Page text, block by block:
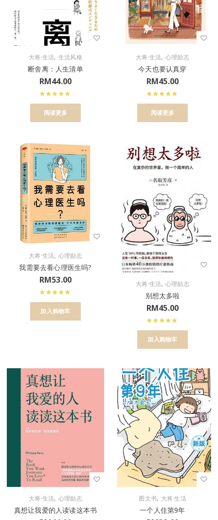
大将·生活, 生活风格
断舍离：人生清单
RM44.00
阅读更多
大将·生活, 心理励志
今天也要认真穿
RM45.00
阅读更多
大将·生活, 心理励志
我需要去看心理医生吗?
RM53.00
加入购物车
大将·生活, 心理励志
别想太多啦
RM45.00
加入购物车
大将·生活, 心理励志
真想让我爱的人读读这本书
图文书, 大将·生活
一个人住第9年